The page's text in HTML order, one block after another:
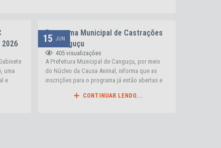
uma
e
Programa Municipal de Castrações
de Canguçu
15 JUN
405 visualizações
A Prefeitura Municipal de Canguçu, por meio
do Núcleo da Causa Animal, informa que as
inscrições para o programa já estão abertas e
devem ser realizadas no Núcleo da Causa
CONTINUAR LENDO...